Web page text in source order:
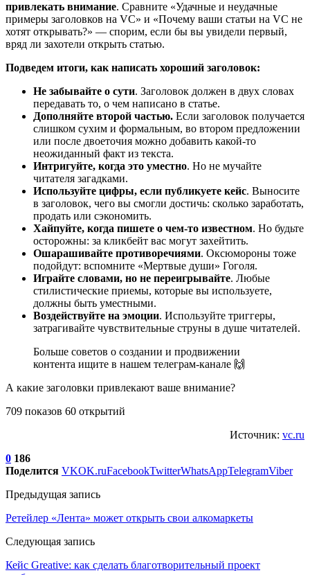
привлекать внимание. Сравните «Удачные и неудачные
примеры заголовков на VC» и «Почему ваши статьи на VC не
хотят открывать?» — спорим, если бы вы увидели первый,
вряд ли захотели открыть статью.
Подведем итоги, как написать хороший заголовок:
Не забывайте о сути. Заголовок должен в двух словах
передавать то, о чем написано в статье.
Дополняйте второй частью. Если заголовок получается
слишком сухим и формальным, во втором предложении
или после двоеточия можно добавить какой-то
неожиданный факт из текста.
Интригуйте, когда это уместно. Но не мучайте
читателя загадками.
Используйте цифры, если публикуете кейс. Выносите
в заголовок, чего вы смогли достичь: сколько заработать,
продать или сэкономить.
Хайпуйте, когда пишете о чем-то известном. Но будьте
осторожны: за кликбейт вас могут захейтить.
Ошарашивайте противоречиями. Оксюмороны тоже
подойдут: вспомните «Мертвые души» Гоголя.
Играйте словами, но не переигрывайте. Любые
стилистические приемы, которые вы используете,
должны быть уместными.
Воздействуйте на эмоции. Используйте триггеры,
затрагивайте чувствительные струны в душе читателей.
Больше советов о создании и продвижении
контента ищите в нашем телеграм-канале 🙌
А какие заголовки привлекают ваше внимание?
709 показов 60 открытий
Источник: vc.ru
0 186
Поделится VKOK.ruFacebookTwitterWhatsAppTelegramViber
Предыдущая запись
Ретейлер «Лента» может открыть свои алкомаркеты
Следующая запись
Кейс Greative: как сделать благотворительный проект